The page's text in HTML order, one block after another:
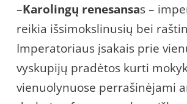
–Karolingų renesansas –
reikia išsimokslinusių bei
Imperatoriaus įsakais prie
vyskupijų pradėtos kurti
vienuolynuose perrašinėjami